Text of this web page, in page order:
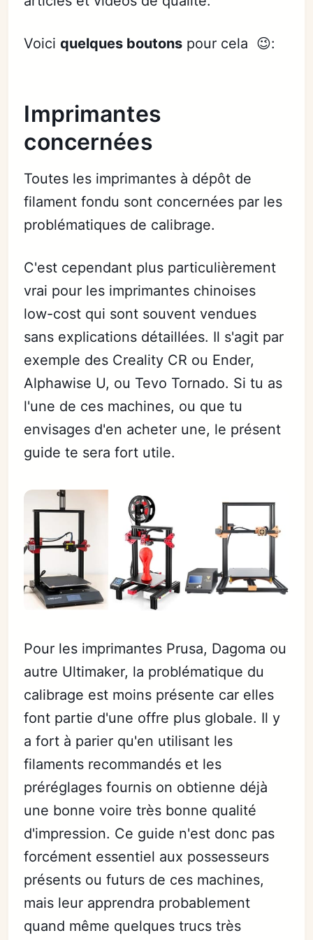
Voiciquelques boutons pour cela 😉:
Imprimantes
concernées
Toutes les imprimantes à dépôt de
filament fondu sont concernées par les
problématiques de calibrage.
C'est cependant plus particulièrement
vrai pour les imprimantes chinoises
low-cost qui sont souvent vendues
sans explications détaillées. Il s'agit par
exemple des Creality CR ou Ender,
Alphawise U, ou Tevo Tornado. Si tu as
l'une de ces machines, ou que tu
envisages d'en acheter une, le présent
guide te sera fort utile.
Pour les imprimantes Prusa, Dagoma ou
autre Ultimaker, la problématique du
calibrage est moins présente car elles
font partie d'une offre plus globale. Il y
a fort à parier qu'en utilisant les
filaments recommandés et les
préréglages fournis on obtienne déjà
une bonne voire très bonne qualité
d'impression. Ce guide n'est donc pas
forcément essentiel aux possesseurs
présents ou futurs de ces machines,
mais leur apprendra probablement
quand même quelques trucs très